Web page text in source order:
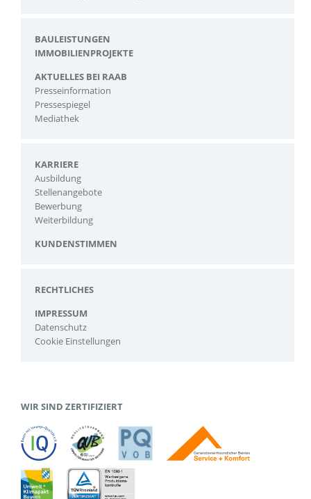
BAULEISTUNGEN
IMMOBILIENPROJEKTE
AKTUELLES BEI RAAB
Presseinformation
Pressespiegel
Mediathek
KARRIERE
Ausbildung
Stellenangebote
Bewerbung
Weiterbildung
KUNDENSTIMMEN
RECHTLICHES
IMPRESSUM
Datenschutz
Cookie Einstellungen
WIR SIND ZERTIFIZIERT